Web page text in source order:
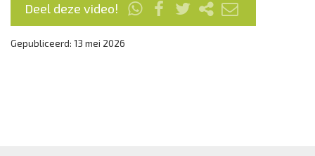
Deel deze video!
Gepubliceerd: 13 mei 2026